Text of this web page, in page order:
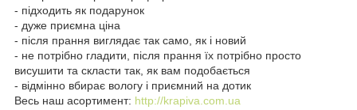
- підходить як подарунок
- дуже приємна ціна
- після прання виглядає так само, як і новий
- не потрібно гладити, після прання їх потрібно просто
висушити та скласти так, як вам подобається
- відмінно вбирає вологу і приємний на дотик
Весь наш асортимент: http://krapiva.com.ua